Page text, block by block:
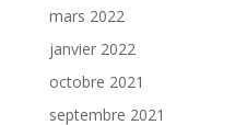
mars 2022
janvier 2022
octobre 2021
septembre 2021